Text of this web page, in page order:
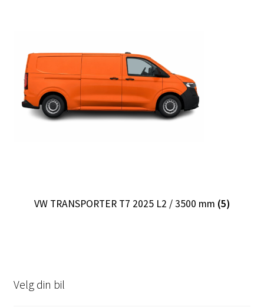
VW TRANSPORTER T7 2025 L2 / 3500 mm (5)
Velg din bil